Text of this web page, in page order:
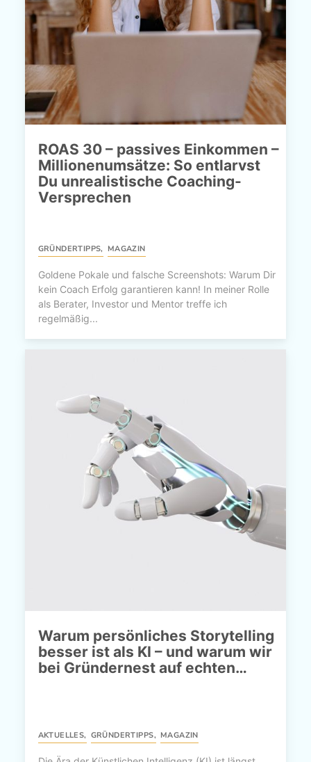
ROAS 30 – passives Einkommen –
Millionenumsätze: So entlarvst
Du unrealistische Coaching-
Versprechen
GRÜNDERTIPPS, MAGAZIN
Goldene Pokale und falsche Screenshots: Warum Dir
kein Coach Erfolg garantieren kann! In meiner Rolle
als Berater, Investor und Mentor treffe ich
regelmäßig...
Warum persönliches Storytelling
besser ist als KI – und warum wir
bei Gründernest auf echten…
AKTUELLES, GRÜNDERTIPPS, MAGAZIN